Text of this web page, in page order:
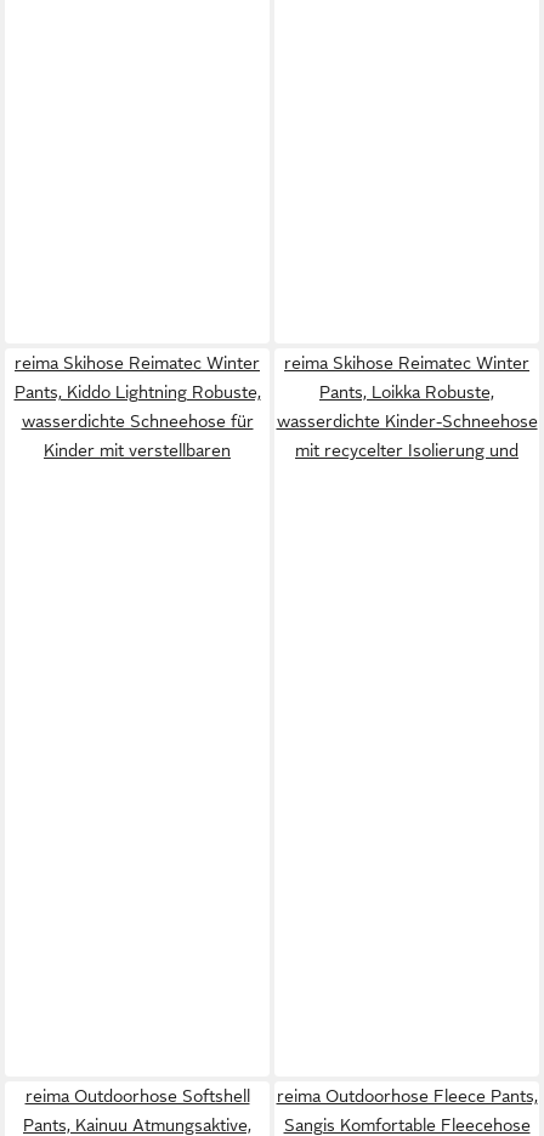
reima Skihose Reimatec Winter
Pants, Kiddo Lightning Robuste,
wasserdichte Schneehose für
Kinder mit verstellbaren
reima Skihose Reimatec Winter
Pants, Loikka Robuste,
wasserdichte Kinder-Schneehose
mit recycelter Isolierung und
reima Outdoorhose Softshell
Pants, Kainuu Atmungsaktive,
reima Outdoorhose Fleece Pants,
Sangis Komfortable Fleecehose